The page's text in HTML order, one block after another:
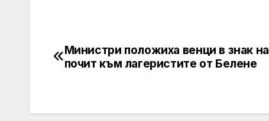
Post
Министри положиха венци в знак на
почит към лагеристите от Белене